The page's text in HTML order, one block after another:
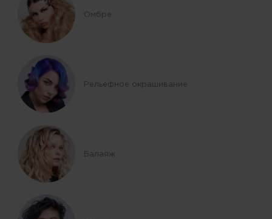
Омбре
Рельефное окрашивание
Балаяж